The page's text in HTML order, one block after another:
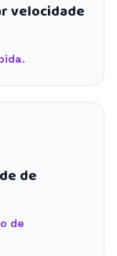
velocidade
de
de